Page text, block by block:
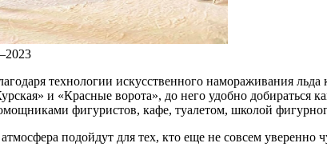
технологии искусственного намораживания
и «Красные ворота», до него удобно
фигуристов, кафе, туалетом, школой
подойдут для тех, кто еще не совсем